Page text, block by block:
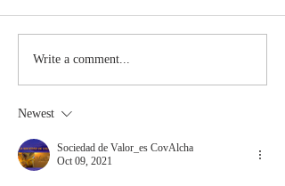
The Moment
You Stop
Learning Is
You Stop
Leading
Write a comment...
Newest
Sociedad de Valor_es CovAlcha
Oct 09, 2021